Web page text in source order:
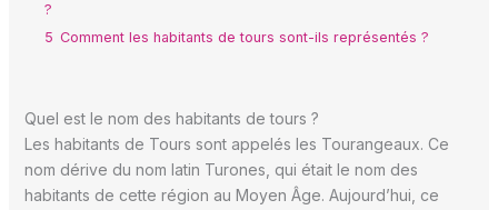
?
5 Comment les habitants de tours sont-ils représentés ?
Quel est le nom des habitants de tours ?
Les habitants de Tours sont appelés les Tourangeaux. Ce
nom dérive du nom latin Turones, qui était le nom des
habitants de cette région au Moyen Âge. Aujourd’hui, ce